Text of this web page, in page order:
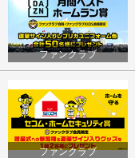
ファンクラブ
ファンクラブ